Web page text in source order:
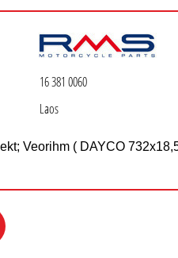
16 381 0060
Laos
Veorihm ( DAYCO